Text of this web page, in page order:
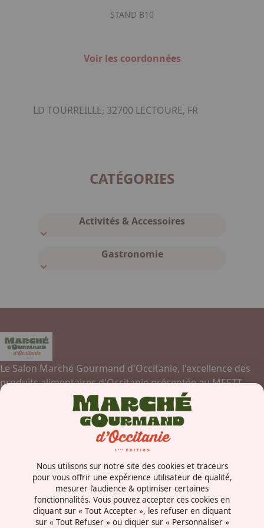
STAND B10
Voir les coordonnées
LD TOURREILLE, 32700 LECTOURE, FR
CATÉGORIES
Activités & Accessoires
Gastronomie
Le Salon Marché Gourmand d'Occitanie, l'excellence des
produits alimentaires d'Occitanie présentée au MEETT,
Parc des Expositions, Centre de Conventions et Congrès de
Concorde Avenue
31840 - Aussonne
France
Nous utilisons sur notre site des cookies et traceurs
pour vous offrir une expérience utilisateur de qualité,
mesurer l’audience & optimiser certaines
fonctionnalités. Vous pouvez accepter ces cookies en
cliquant sur « Tout Accepter », les refuser en cliquant
sur « Tout Refuser » ou cliquer sur « Personnaliser »